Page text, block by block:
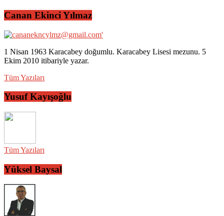
Canan Ekinci Yılmaz
1 Nisan 1963 Karacabey doğumlu. Karacabey Lisesi mezunu. 5
Ekim 2010 itibariyle yazar.
Tüm Yazıları
Yusuf Kayışoğlu
Tüm Yazıları
Yüksel Baysal